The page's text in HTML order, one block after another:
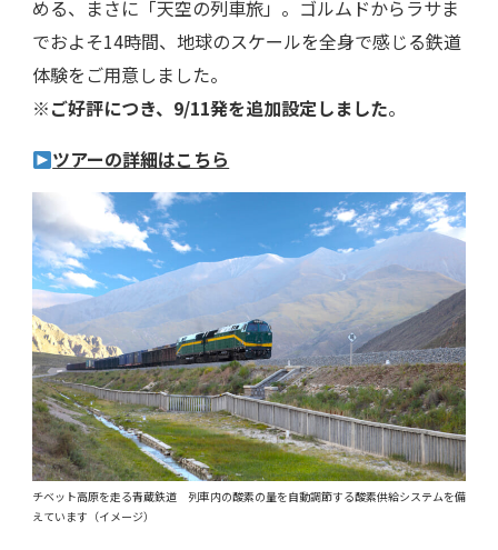
める、まさに「天空の列車旅」。ゴルムドからラサま
でおよそ14時間、地球のスケールを全身で感じる鉄道
体験をご用意しました。
※ご好評につき、9/11発を追加設定しました。
ツアーの詳細はこちら
チベット高原を走る青蔵鉄道 列車内の酸素の量を自動調節する酸素供給システムを備
えています（イメージ）